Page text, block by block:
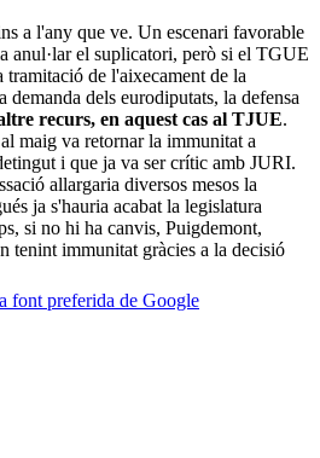
a l'any que ve. Un escenari favorable
anul·lar el suplicatori, però si el TGUE
tramitació de l'aixecament de la
demanda dels eurodiputats, la defensa
recurs, en aquest cas al TJUE.
maig va retornar la immunitat a
i que ja va ser crític amb JURI.
allargaria diversos mesos la
ja s'hauria acabat la legislatura
si no hi ha canvis, Puigdemont,
tenint immunitat gràcies a la decisió
font preferida de Google